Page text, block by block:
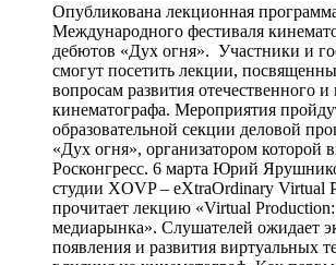
Опубликована лекционная
Международного фестиваля
дебютов «Дух огня». Участники и
смогут посетить лекции,
вопросам развития отечественного
кинематографа. Мероприятия
образовательной секции деловой
«Дух огня», организатором которой
Росконгресс. 6 марта Юрий
студии XOVP – eXtraOrdinary Virtual
прочитает лекцию «Virtual
медиарынка». Слушателей ожидает
появления и развития виртуальных